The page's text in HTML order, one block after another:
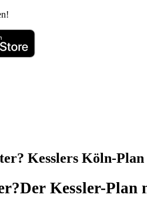
Kesslers Köln-
Der Kessler-Plan